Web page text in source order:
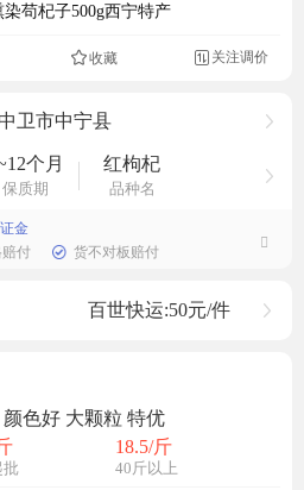
苟杞子500g西宁特产
收藏 关注调价
卫市中宁县
个月
保质期
红枸杞
品种名
金
付 货不对板赔付
百世快运:50元/件
颜色好 大颗粒 特优
批
18.5/斤
40斤以上